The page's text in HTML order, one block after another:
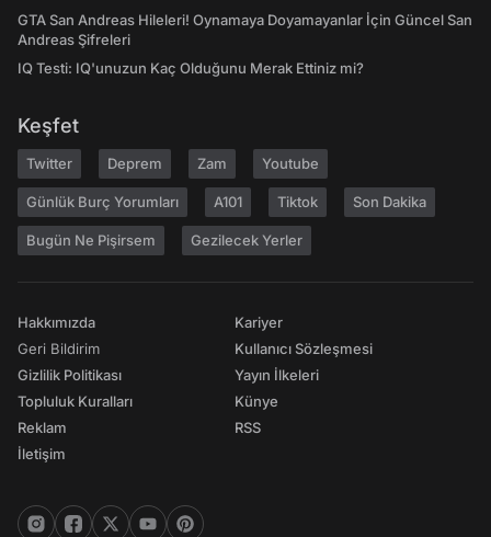
GTA San Andreas Hileleri! Oynamaya Doyamayanlar İçin Güncel San
Andreas Şifreleri
IQ Testi: IQ'unuzun Kaç Olduğunu Merak Ettiniz mi?
Keşfet
Twitter Deprem Zam Youtube
Günlük Burç Yorumları A101 Tiktok Son Dakika
Bugün Ne Pişirsem Gezilecek Yerler
Hakkımızda
Geri Bildirim
Gizlilik Politikası
Topluluk Kuralları
Reklam
İletişim
Kariyer
Kullanıcı Sözleşmesi
Yayın İlkeleri
Künye
RSS